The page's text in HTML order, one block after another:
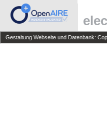
Gestaltung Webseite und Datenbank: